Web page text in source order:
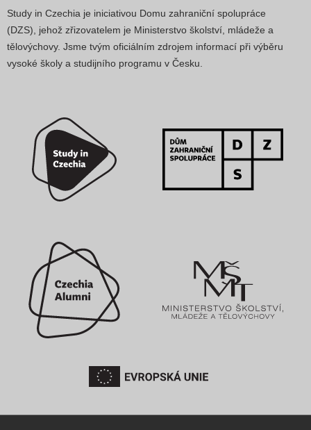
Study in Czechia je iniciativou Domu zahraniční spolupráce
(DZS), jehož zřizovatelem je Ministerstvo školství, mládeže a
tělovýchovy. Jsme tvým oficiálním zdrojem informací při výběru
vysoké školy a studijního programu v Česku.